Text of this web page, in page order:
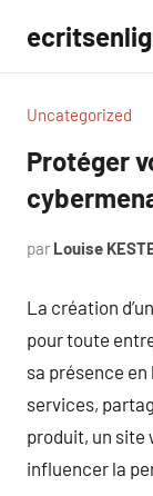
contenu
Uncategorized
Protéger
par Louise
La création
pour toute
sa présence
services,
produit, un site
influencer la